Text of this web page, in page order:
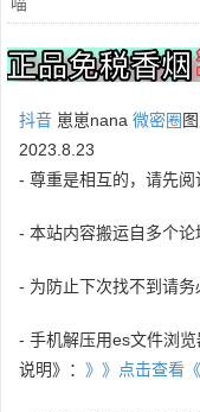
抖音 崽崽nana 微密圈
2023.8.23
- 尊重是相互的，请先阅
- 本站内容搬运自多个
- 为防止下次找不到请务
- 手机解压用es文件浏
说明》： 》》点击查看